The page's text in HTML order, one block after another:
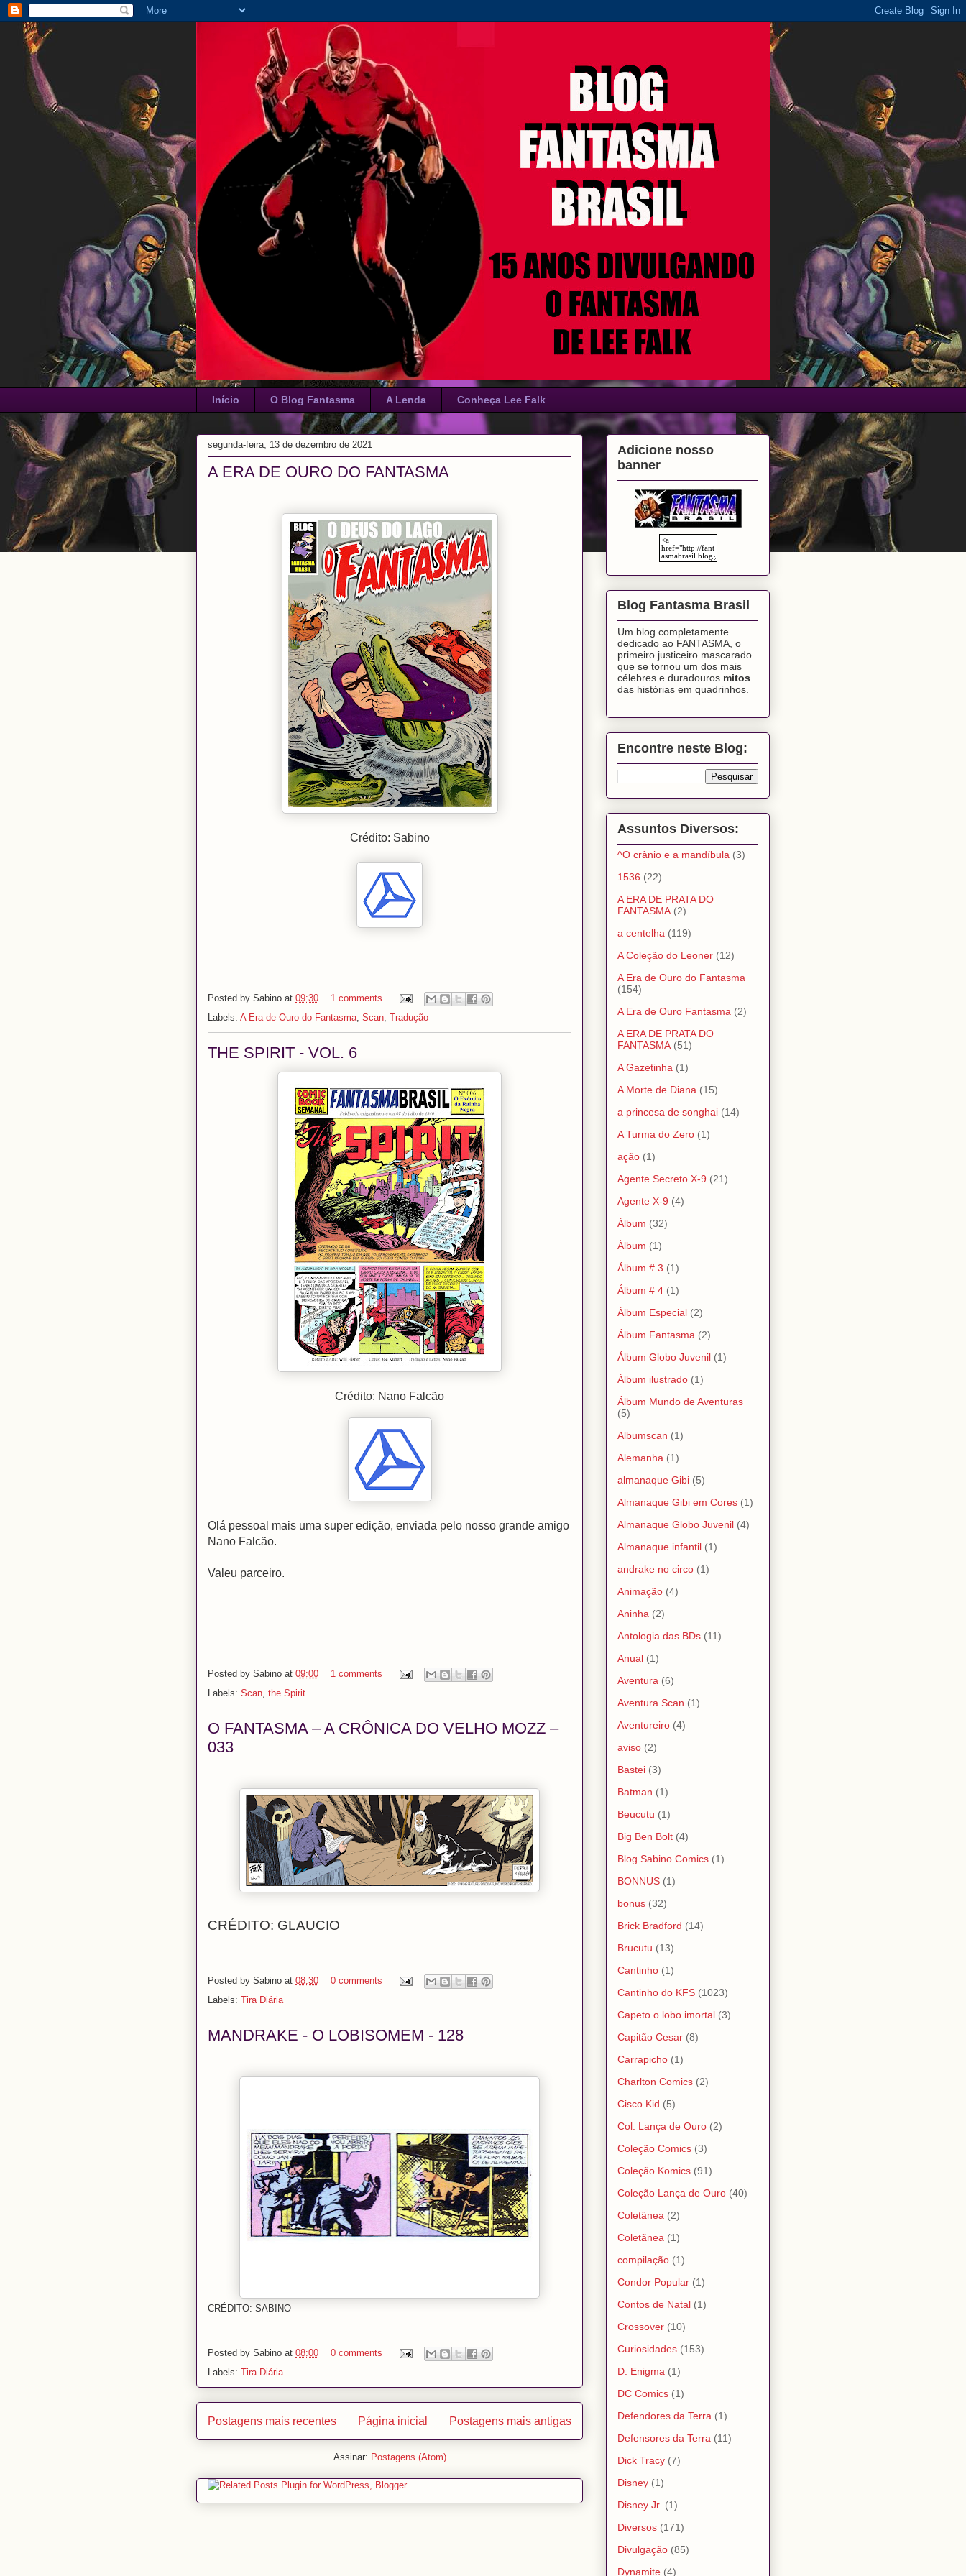
Início O Blog Fantasma A Lenda Conheça Lee Falk
segunda-feira, 13 de dezembro de 2021
A ERA DE OURO DO FANTASMA
Crédito: Sabino
Posted by Sabino at 09:30
1 comments
Labels: A Era de Ouro do Fantasma Scan Tradução
THE SPIRIT - VOL. 6
Crédito: Nano Falcão
Olá pessoal mais uma super edição, enviada pelo nosso grande amigo
Nano Falcão.
Valeu parceiro.
Posted by Sabino at 09:00
1 comments
Labels: Scan the Spirit
O FANTASMA – A CRÔNICA DO VELHO MOZZ –
033
CRÉDITO: GLAUCIO
Posted by Sabino at 08:30
0 comments
Labels: Tira Diária
MANDRAKE - O LOBISOMEM - 128
CRÉDITO: SABINO
Posted by Sabino at 08:00
0 comments
Labels: Tira Diária
Postagens mais recentes Postagens mais antigas
Página inicial
Assinar: Postagens (Atom)
Adicione nosso
banner
Blog Fantasma Brasil
Um blog completamente
dedicado ao FANTASMA, o
primeiro justiceiro mascarado
que se tornou um dos mais
célebres e duradouros mitos
das histórias em quadrinhos.
Encontre neste Blog:
Assuntos Diversos:
^O crânio e a mandíbula (3)
1536 (22)
A ERA DE PRATA DO
FANTASMA (2)
a centelha (119)
A Coleção do Leoner (12)
A Era de Ouro do Fantasma
(154)
A Era de Ouro Fantasma (2)
A ERA DE PRATA DO
FANTASMA (51)
A Gazetinha (1)
A Morte de Diana (15)
a princesa de songhai (14)
A Turma do Zero (1)
ação (1)
Agente Secreto X-9 (21)
Agente X-9 (4)
Álbum (32)
Àlbum (1)
Álbum # 3 (1)
Álbum # 4 (1)
Álbum Especial (2)
Álbum Fantasma (2)
Álbum Globo Juvenil (1)
Álbum ilustrado (1)
Álbum Mundo de Aventuras
(5)
Albumscan (1)
Alemanha (1)
almanaque Gibi (5)
Almanaque Gibi em Cores (1)
Almanaque Globo Juvenil (4)
Almanaque infantil (1)
andrake no circo (1)
Animação (4)
Aninha (2)
Antologia das BDs (11)
Anual (1)
Aventura (6)
Aventura.Scan (1)
Aventureiro (4)
aviso (2)
Bastei (3)
Batman (1)
Beucutu (1)
Big Ben Bolt (4)
Blog Sabino Comics (1)
BONNUS (1)
bonus (32)
Brick Bradford (14)
Brucutu (13)
Cantinho (1)
Cantinho do KFS (1023)
Capeto o lobo imortal (3)
Capitão Cesar (8)
Carrapicho (1)
Charlton Comics (2)
Cisco Kid (5)
Col. Lança de Ouro (2)
Coleção Comics (3)
Coleção Komics (91)
Coleção Lança de Ouro (40)
Coletânea (2)
Coletãnea (1)
compilação (1)
Condor Popular (1)
Contos de Natal (1)
Crossover (10)
Curiosidades (153)
D. Enigma (1)
DC Comics (1)
Defendores da Terra (1)
Defensores da Terra (11)
Dick Tracy (7)
Disney (1)
Disney Jr. (1)
Diversos (171)
Divulgação (85)
Dynamite (4)